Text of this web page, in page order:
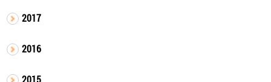
2017
2016
2015